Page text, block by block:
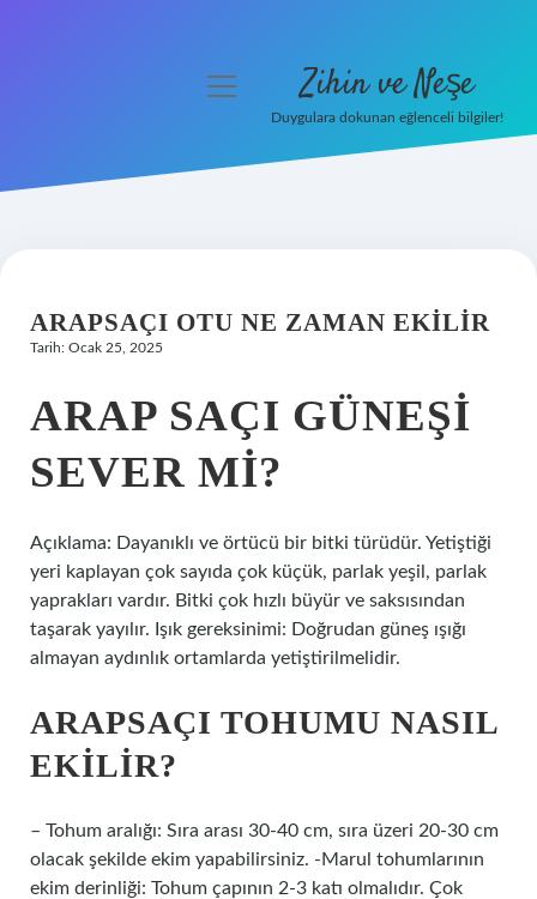
Hakkımızda
menüyü
Zihin ve Neşe
Duygulara dokunan eğlenceli bilgiler!
ARAPSAÇI OTU NE ZAMAN EKILIR
Tarih: Ocak 25, 2025
ARAP SAÇI GÜNEŞI
SEVER MI?
Açıklama: Dayanıklı ve örtücü bir bitki türüdür. Yetiştiği
yeri kaplayan çok sayıda çok küçük, parlak yeşil, parlak
yaprakları vardır. Bitki çok hızlı büyür ve saksısından
taşarak yayılır. Işık gereksinimi: Doğrudan güneş ışığı
almayan aydınlık ortamlarda yetiştirilmelidir.
ARAPSAÇI TOHUMU NASIL
EKILIR?
– Tohum aralığı: Sıra arası 30-40 cm, sıra üzeri 20-30 cm
olacak şekilde ekim yapabilirsiniz. -Marul tohumlarının
ekim derinliği: Tohum çapının 2-3 katı olmalıdır. Çok